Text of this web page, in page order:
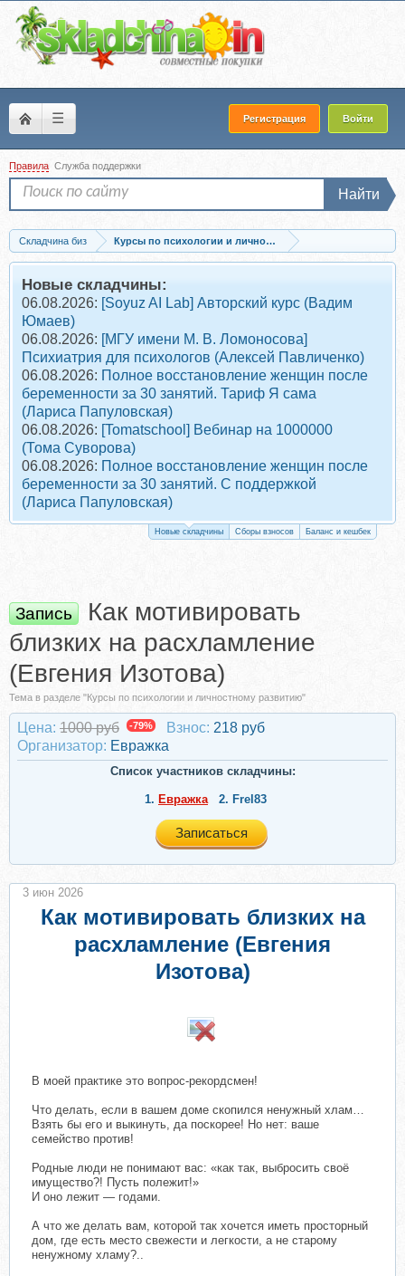
☰ Регистрация Войти
Правила Служба поддержки
Найти
Складчина биз
Курсы по психологии и личностному развитию
Запись Как мотивировать близких на расхламление (Евгения Изотова)
Новые складчины:
06.08.2026: [Soyuz AI Lab] Авторский курс (Вадим
Юмаев)
06.08.2026: [МГУ имени М. В. Ломоносова]
Психиатрия для психологов (Алексей Павличенко)
06.08.2026: Полное восстановление женщин после
беременности за 30 занятий. Тариф Я сама
(Лариса Папуловская)
06.08.2026: [Tomatschool] Вебинар на 1000000
(Тома Суворова)
06.08.2026: Полное восстановление женщин после
беременности за 30 занятий. С поддержкой
(Лариса Папуловская)
Новые складчины Сборы взносов Баланс и кешбек
Запись
Как мотивировать
близких на расхламление
(Евгения Изотова)
Тема в разделе "Курсы по психологии и личностному развитию"
Цена: 1000 руб -79% Взнос: 218 руб
Организатор: Евражкa
Список участников складчины:
1. Евражкa 2. Frel83
Записаться
Как мотивировать близких на
расхламление (Евгения
Изотова)
В моей практике это вопрос-рекордсмен!
Что делать, если в вашем доме скопился ненужный хлам…
Взять бы его и выкинуть, да поскорее! Но нет: ваше
семейство против!
Родные люди не понимают вас: «как так, выбросить своё
имущество?! Пусть полежит!»
И оно лежит — годами.
А что же делать вам, которой так хочется иметь просторный
дом, где есть место свежести и легкости, а не старому
ненужному хламу?..
3 июн 2026